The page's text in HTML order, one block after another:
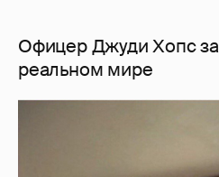
Офицер Джуди Хопс
реальном мире